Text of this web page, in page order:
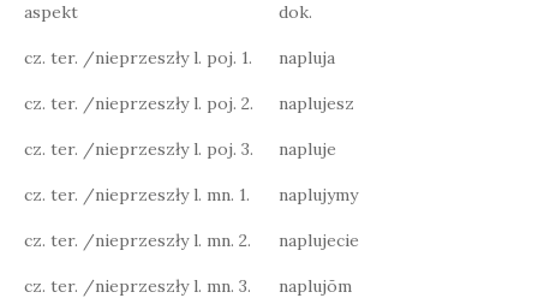
aspekt dok.
cz. ter. /nieprzeszły l. poj. 1. napluja
cz. ter. /nieprzeszły l. poj. 2. naplujesz
cz. ter. /nieprzeszły l. poj. 3. napluje
cz. ter. /nieprzeszły l. mn. 1. naplujymy
cz. ter. /nieprzeszły l. mn. 2. naplujecie
cz. ter. /nieprzeszły l. mn. 3. naplujōm